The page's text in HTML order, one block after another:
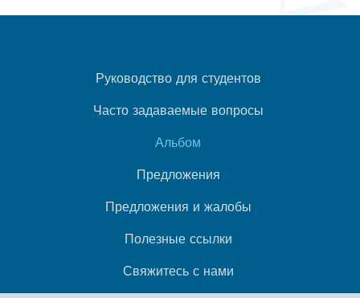
Руководство для студентов
Часто задаваемые вопросы
Альбом
Предложения
Предложения и жалобы
Полезные ссылки
Свяжитесь с нами